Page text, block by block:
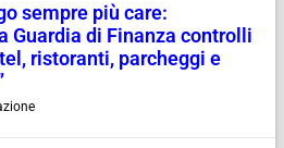
sempre più care:
Guardia di Finanza controlli
ristoranti, parcheggi e